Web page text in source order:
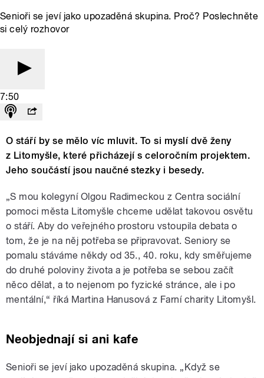
Senioři se jeví jako upozaděná skupina. Proč? Poslechněte
si celý rozhovor
7:50
O stáří by se mělo víc mluvit. To si myslí dvě ženy
z Litomyšle, které přicházejí s celoročním projektem.
Jeho součástí jsou naučné stezky i besedy.
„S mou kolegyní Olgou Radimeckou z Centra sociální
pomoci města Litomyšle chceme udělat takovou osvětu
o stáří. Aby do veřejného prostoru vstoupila debata o
tom, že je na něj potřeba se připravovat. Seniory se
pomalu stáváme někdy od 35., 40. roku, kdy směřujeme
do druhé poloviny života a je potřeba se sebou začít
něco dělat, a to nejenom po fyzické stránce, ale i po
mentální,“ říká Martina Hanusová z Farní charity Litomyšl.
Neobjednají si ani kafe
Senioři se jeví jako upozaděná skupina. „Když se